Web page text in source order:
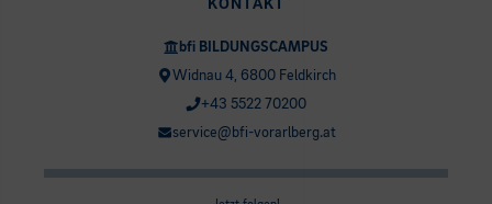
KONTAKT
bfi BILDUNGSCAMPUS
Widnau 4, 6800 Feldkirch
+43 5522 70200
service@bfi-vorarlberg.at